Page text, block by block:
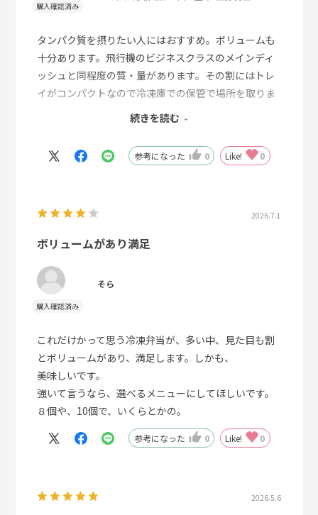
タンパク質を摂りたい人にはおすすめ。ボリュームも
十分あります。飛行機のビジネスクラスのメインディ
ッシュと同程度の質・量があります。その割にはトレ
イがコンパクトなので冷凍庫での保管で場所を取りま
せん。値段的にもう少し安くなるとお得感が出ると思
らってその分１個当たりのお値段を割引してもらえる
とより買いやすくなります。冷凍庫も１５食でキリが
注文しやすいと思います。
続きを読む
参考になった 0 Like! 0
2026.7.1
ボリュームがあり満足
そら
これだけかって思う冷凍弁当が、多い中、見た目も割
とボリュームがあり、満足します。しかも、
美味しいです。
強いて言うなら、選べるメニューにしてほしいです。
８個や、10個で、いくらとかの。
参考になった 0 Like! 0
2026.5.6